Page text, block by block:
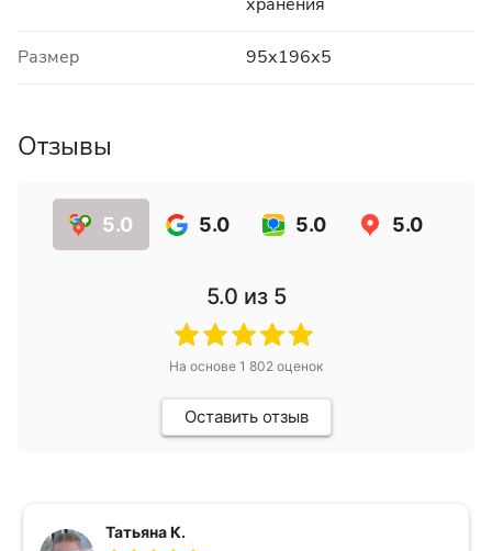
хранения
Размер 95х196х5
Отзывы
5.0 5.0 5.0 5.0
5.0 из 5
На основе 1 802 оценок
Оставить отзыв
Татьяна К.